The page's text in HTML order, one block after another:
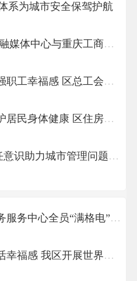
系为城市安全保驾护航
发挥优势 深化合作 区融媒体中心与重庆工商大学文学与新闻学院推动校地共建走深走实
推进互助保障工作 增强职工幸福感 区总工会开展“互助关爱包”慰问活动
巩固环境卫生成果 守护居民身体健康 区住房城市建委开展爱国卫生运动专项督导检查
提升业务能力增强责任意识助力城市管理问题及时解决
节后首个工作日 区政务服务中心全员“满格电”服务为民
关爱听障群体 提升生活幸福感 我区开展世界手语日主题活动